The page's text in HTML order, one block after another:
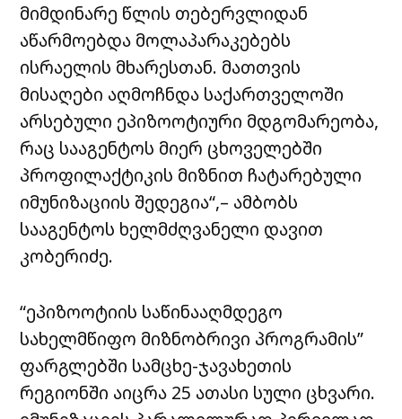
მიმდინარე წლის თებერვლიდან
აწარმოებდა მოლაპარაკებებს
ისრაელის მხარესთან. მათთვის
მისაღები აღმოჩნდა საქართველოში
არსებული ეპიზოოტიური მდგომარეობა,
რაც სააგენტოს მიერ ცხოველებში
პროფილაქტიკის მიზნით ჩატარებული
იმუნიზაციის შედეგია“,– ამბობს
სააგენტოს ხელმძღვანელი დავით
კობერიძე.
“ეპიზოოტიის საწინააღმდეგო
სახელმწიფო მიზნობრივი პროგრამის”
ფარგლებში სამცხე-ჯავახეთის
რეგიონში აიცრა 25 ათასი სული ცხვარი.